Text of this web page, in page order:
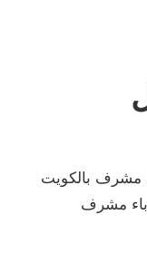
مشرف بالكويت
مشرف